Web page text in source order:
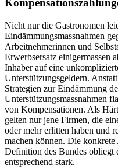
Nicht nur die Gastronomen
Eindämmungsmassnahmen
Arbeitnehmerinnen und
Erwerbsersatz einigermassen
Inhaber auf eine
Unterstützungsgeldern.
Strategien zur Eindämmung
Unterstützungsmassnahmen
von Kompensationen. Als
gelten nur jene Firmen, die
oder mehr erlitten haben und
machen können. Die
Definition des Bundes obliegt
entsprechend stark.